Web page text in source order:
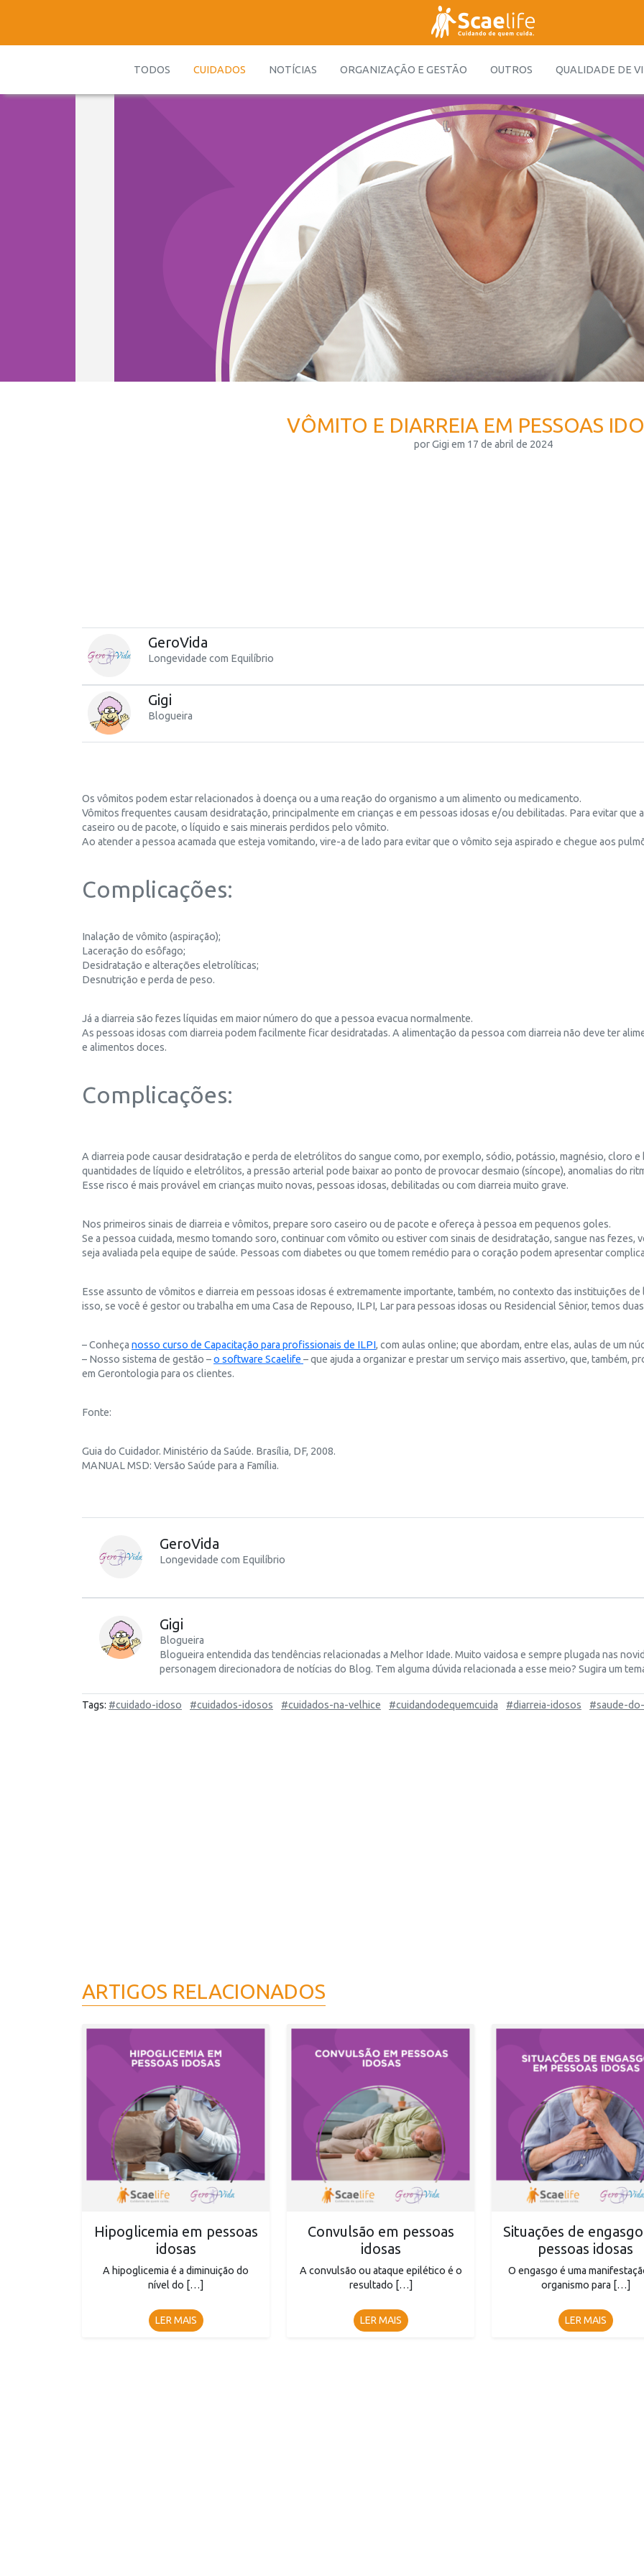
TODOS CUIDADOS NOTÍCIAS ORGANIZAÇÃO E GESTÃO OUTROS QUALIDADE DE
VÔMITO E DIARREIA EM PESSOAS
por Gigi em 17 de abril de 2024
GeroVida
Longevidade com Equilíbrio
Gigi
Blogueira
Os vômitos podem estar relacionados à doença ou a uma reação do organismo a um alimento ou medicamento.
Vômitos frequentes causam desidratação, principalmente em crianças e em pessoas idosas e/ou debilitadas. Para evitar
caseiro ou de pacote, o líquido e sais minerais perdidos pelo vômito.
Ao atender a pessoa acamada que esteja vomitando, vire-a de lado para evitar que o vômito seja aspirado e chegue aos
Complicações:
Inalação de vômito (aspiração);
Laceração do esôfago;
Desidratação e alterações eletrolíticas;
Desnutrição e perda de peso.
Já a diarreia são fezes líquidas em maior número do que a pessoa evacua normalmente.
As pessoas idosas com diarreia podem facilmente ficar desidratadas. A alimentação da pessoa com diarreia não deve ter
e alimentos doces.
Complicações:
A diarreia pode causar desidratação e perda de eletrólitos do sangue como, por exemplo, sódio, potássio, magnésio, cloro e
quantidades de líquido e eletrólitos, a pressão arterial pode baixar ao ponto de provocar desmaio (síncope), anomalias do
Esse risco é mais provável em crianças muito novas, pessoas idosas, debilitadas ou com diarreia muito grave.
Nos primeiros sinais de diarreia e vômitos, prepare soro caseiro ou de pacote e ofereça à pessoa em pequenos goles.
Se a pessoa cuidada, mesmo tomando soro, continuar com vômito ou estiver com sinais de desidratação, sangue nas fezes,
seja avaliada pela equipe de saúde. Pessoas com diabetes ou que tomem remédio para o coração podem apresentar
Esse assunto de vômitos e diarreia em pessoas idosas é extremamente importante, também, no contexto das instituições
isso, se você é gestor ou trabalha em uma Casa de Repouso, ILPI, Lar para pessoas idosas ou Residencial Sênior, temos
– Conheça nosso curso de Capacitação para profissionais de ILPI, com aulas online; que abordam, entre elas, aulas de um
– Nosso sistema de gestão –o software Scaelife – que ajuda a organizar e prestar um serviço mais assertivo, que, também,
em Gerontologia para os clientes.
Fonte:
Guia do Cuidador. Ministério da Saúde. Brasília, DF, 2008.
MANUAL MSD: Versão Saúde para a Família.
GeroVida
Longevidade com Equilíbrio
Gigi
Blogueira
Blogueira entendida das tendências relacionadas a Melhor Idade. Muito vaidosa e sempre plugada nas
personagem direcionadora de notícias do Blog. Tem alguma dúvida relacionada a esse meio? Sugira um
Tags: #cuidado-idoso #cuidados-idosos #cuidados-na-velhice #cuidandodequemcuida #diarreia-idosos #saude-
ARTIGOS RELACIONADOS
Hipoglicemia em pessoas
idosas
A hipoglicemia é a diminuição do
nível do […]
LER MAIS
Convulsão em pessoas
idosas
A convulsão ou ataque epilético é o
resultado […]
LER MAIS
Situações de
pessoas idosas
O engasgo é uma
organismo para […]
LER MAIS